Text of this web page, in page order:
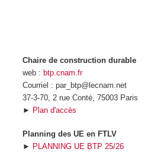
Chaire de construction durable
web : btp.cnam.fr
Courriel : par_btp@lecnam.net
37-3-70, 2 rue Conté, 75003 Paris
► Plan d'accès
Planning des UE en FTLV
► PLANNING UE BTP 25/26